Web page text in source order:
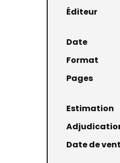
Éditeur
Date
Format
Pages
Estimation
Date de